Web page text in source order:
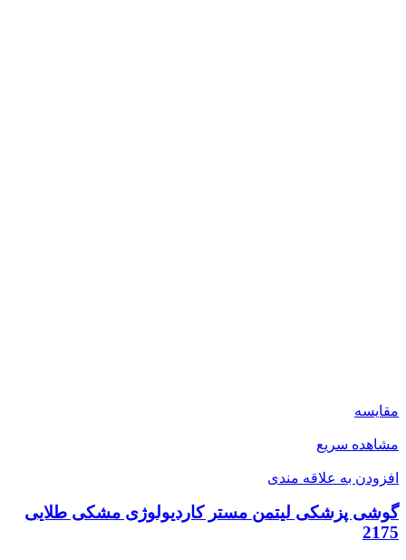
مقایسه
مشاهده سریع
افزودن به علاقه مندی
گوشی پزشکی لیتمن مستر کاردیولوژی مشکی طلایی
2175